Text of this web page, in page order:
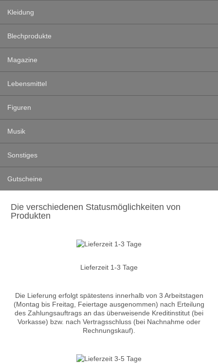
Kleidung
Blechprodukte
Magazine
Lebensmittel
Figuren
Musik
Sonstiges
Gutscheine
Die verschiedenen Statusmöglichkeiten von
Produkten
Lieferzeit 1-3 Tage
Die Lieferung erfolgt spätestens innerhalb von 3 Arbeitstagen
(Montag bis Freitag, Feiertage ausgenommen) nach Erteilung
des Zahlungsauftrags an das überweisende Kreditinstitut (bei
Vorkasse) bzw. nach Vertragsschluss (bei Nachnahme oder
Rechnungskauf).